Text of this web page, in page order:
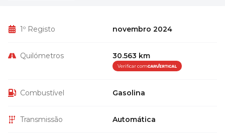
1º Registo novembro 2024
Quilómetros 30.563 km
Verificar com
Combustível Gasolina
Transmissão Automática